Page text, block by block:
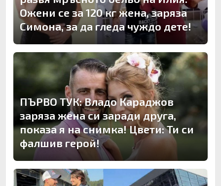
Ожени се за 120 кг жена, заряза
Симона, за да гледа чуждо дете!
ПЪРВО ТУК: Владо Караджов
заряза жена си заради друга,
показа я на снимка! Цвети: Ти си
фалшив герой!